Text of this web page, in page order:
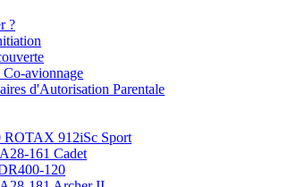
?
avionnage
d'Autorisation Parentale
ROTAX 912iSc Sport
161 Cadet
120